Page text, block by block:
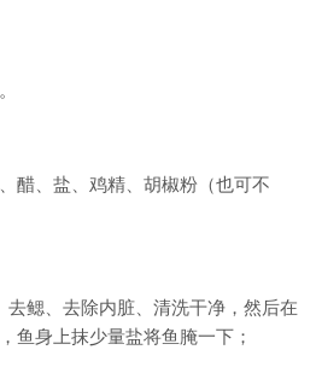
醋、盐、鸡精、胡椒粉（也可不
去鳃、去除内脏、清洗干净，然后在
鱼身上抹少量盐将鱼腌一下；